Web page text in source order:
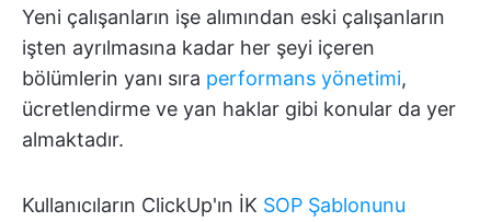
Yeni çalışanların işe alımından eski çalışanların
işten ayrılmasına kadar her şeyi içeren
bölümlerin yanı sıra performans yönetimi,
ücretlendirme ve yan haklar gibi konular da yer
almaktadır.
Kullanıcıların ClickUp'ın İK SOP Şablonunu